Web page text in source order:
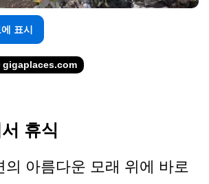
표시
gigaplaces.com
휴식
의 아름다운 모래 위에 바로